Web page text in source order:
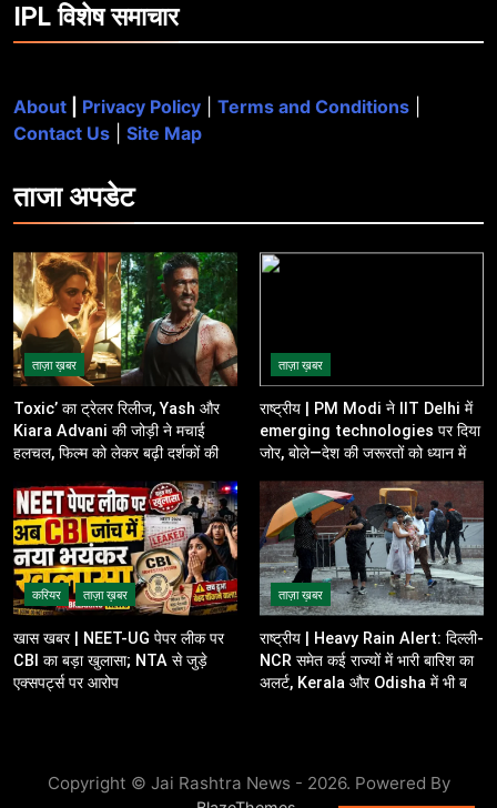
IPL विशेष समाचार
About Privacy Policy Terms and Conditions
Contact Us
Site Map
ताजाअपडेट
ताज़ा ख़बर
Toxic’ का ट्रेलर रिलीज, Yash और
Kiara Advani की जोड़ी ने मचाई
हलचल, फिल्म को लेकर बढ़ी दर्शकों की
ताज़ा ख़बर
राष्ट्रीय | PM Modi ने IIT Delhi में
emerging technologies पर दिया
जोर, बोले—देश की जरूरतों को ध्यान में
करियर ताज़ा ख़बर
खास खबर | NEET-UG पेपर लीक पर
CBI का बड़ा खुलासा; NTA से जुड़े
एक्सपर्ट्स पर आरोप
ताज़ा ख़बर
राष्ट्रीय | Heavy Rain Alert: दिल्ली-
NCR समेत कई राज्यों में भारी बारिश का
अलर्ट, Kerala और Odisha में भी बढ़ी
Copyright © Jai Rashtra News - 2026. Powered By